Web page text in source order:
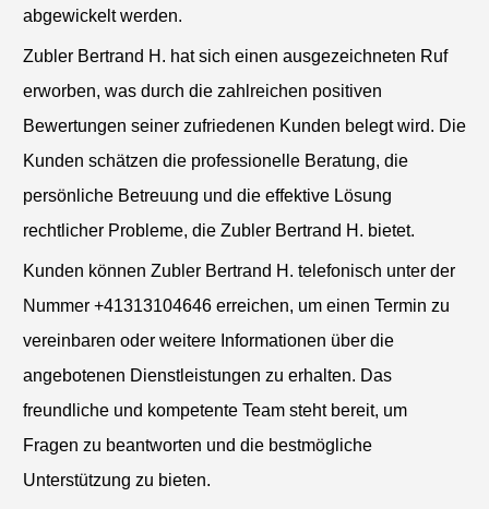
abgewickelt werden.
Zubler Bertrand H. hat sich einen ausgezeichneten Ruf
erworben, was durch die zahlreichen positiven
Bewertungen seiner zufriedenen Kunden belegt wird. Die
Kunden schätzen die professionelle Beratung, die
persönliche Betreuung und die effektive Lösung
rechtlicher Probleme, die Zubler Bertrand H. bietet.
Kunden können Zubler Bertrand H. telefonisch unter der
Nummer +41313104646 erreichen, um einen Termin zu
vereinbaren oder weitere Informationen über die
angebotenen Dienstleistungen zu erhalten. Das
freundliche und kompetente Team steht bereit, um
Fragen zu beantworten und die bestmögliche
Unterstützung zu bieten.